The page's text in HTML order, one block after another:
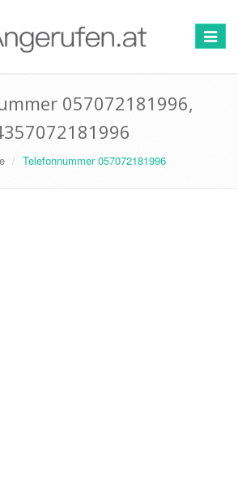
Toggle
057072181996,
Telefonnummer 057072181996